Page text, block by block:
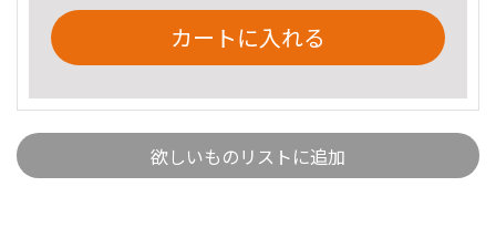
カートに入れる
欲しいものリストに追加